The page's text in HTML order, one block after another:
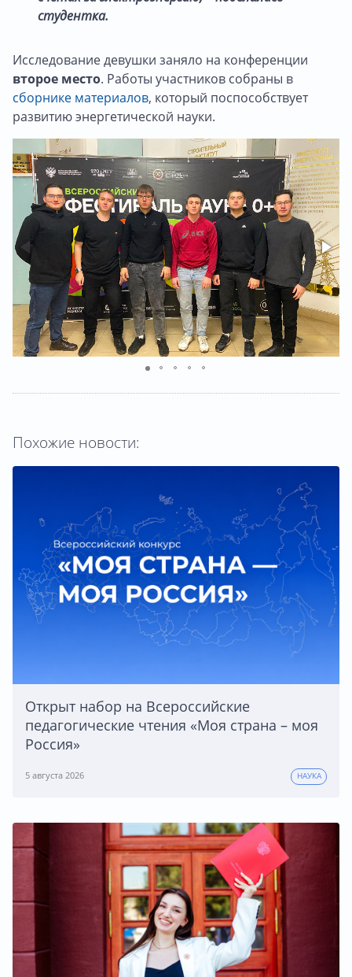
студентка.
Исследование девушки заняло на конференции
второе место. Работы участников собраны в
сборнике материалов, который поспособствует
развитию энергетической науки.
Похожие новости:
Открыт набор на Всероссийские
педагогические чтения «Моя страна – моя
Россия»
5 августа 2026 НАУКА